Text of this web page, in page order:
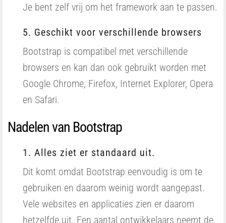
Je bent zelf vrij om het framework aan te passen.
5. Geschikt voor verschillende browsers
Bootstrap is compatibel met verschillende
browsers en kan dan ook gebruikt worden met
Google Chrome, Firefox, Internet Explorer, Opera
en Safari.
Nadelen van Bootstrap
1. Alles ziet er standaard uit.
Dit komt omdat Bootstrap eenvoudig is om te
gebruiken en daarom weinig wordt aangepast.
Vele websites en applicaties zien er daarom
hetzelfde uit. Een aantal ontwikkelaars neemt de